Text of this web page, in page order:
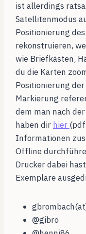
ist allerdings
Satellitenmodus
Positionierung
rekonstruieren,
wie Briefkästen,
du die Karten
Positionierung der
Markierung
dem man nach
haben dir hier
Informationen
Offline
Drucker dabei
Exemplare
@gibro